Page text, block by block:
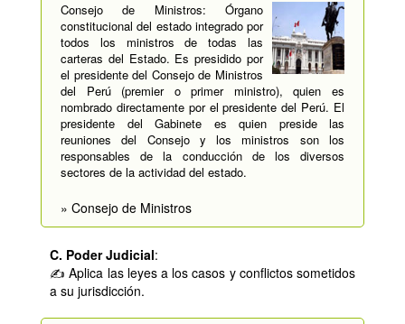
Consejo de Ministros: Órgano
constitucional del estado integrado por
todos los ministros de todas las
carteras del Estado. Es presidido por
el presidente del Consejo de Ministros
del Perú (premier o primer ministro), quien es
nombrado directamente por el presidente del Perú. El
presidente del Gabinete es quien preside las
reuniones del Consejo y los ministros son los
responsables de la conducción de los diversos
sectores de la actividad del estado.
» Consejo de Ministros
C. Poder Judicial:
✍ Aplica las leyes a los casos y conflictos sometidos
a su jurisdicción.